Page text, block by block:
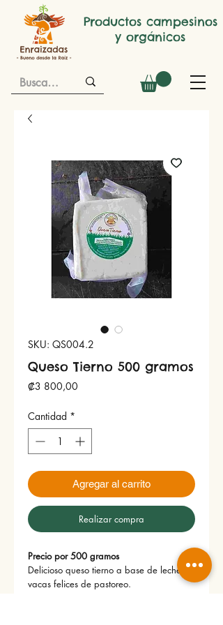
Productos campesinos
y orgánicos
SKU: QS004.2
Queso Tierno 500 gramos
₡3 800,00
Cantidad *
Agregar al carrito
Realizar compra
Precio por 500 gramos
Delicioso queso tierno a base de leche de
vacas felices de pastoreo.